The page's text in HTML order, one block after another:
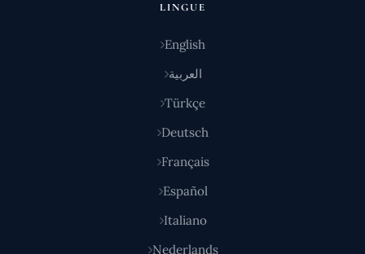
LINGUE
English
العربية
Türkçe
Deutsch
Français
Español
Italiano
Nederlands